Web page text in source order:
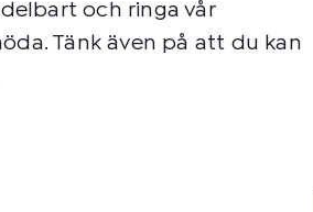
och ringa vår
Tänk även på att du kan